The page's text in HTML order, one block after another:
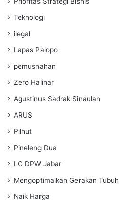
Teknologi
ilegal
Lapas Palopo
pemusnahan
Zero Halinar
Agustinus Sadrak Sinaulan
ARUS
Pilhut
Pineleng Dua
LG DPW Jabar
Mengoptimalkan Gerakan Tubuh
Naik Harga